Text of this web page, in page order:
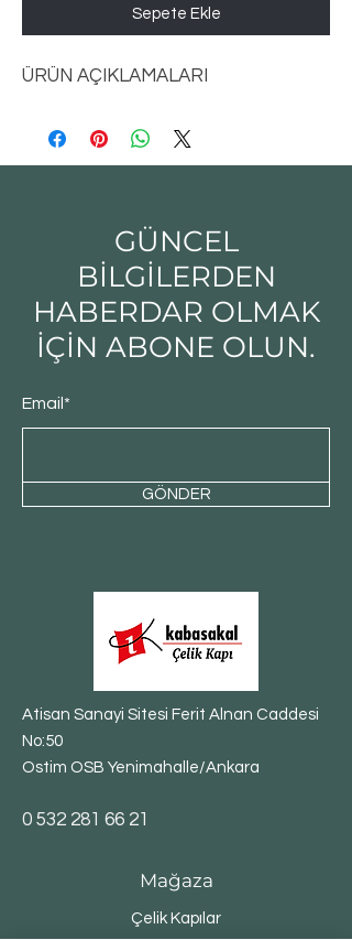
Sepete Ekle
ÜRÜN AÇIKLAMALARI
GÜNCEL
BİLGİLERDEN
HABERDAR OLMAK
İÇİN ABONE OLUN.
Email*
GÖNDER
Atisan Sanayi Sitesi Ferit Alnan Caddesi
No:50
Ostim OSB Yenimahalle/Ankara
​0 532 281 66 21
Mağaza
Çelik Kapılar